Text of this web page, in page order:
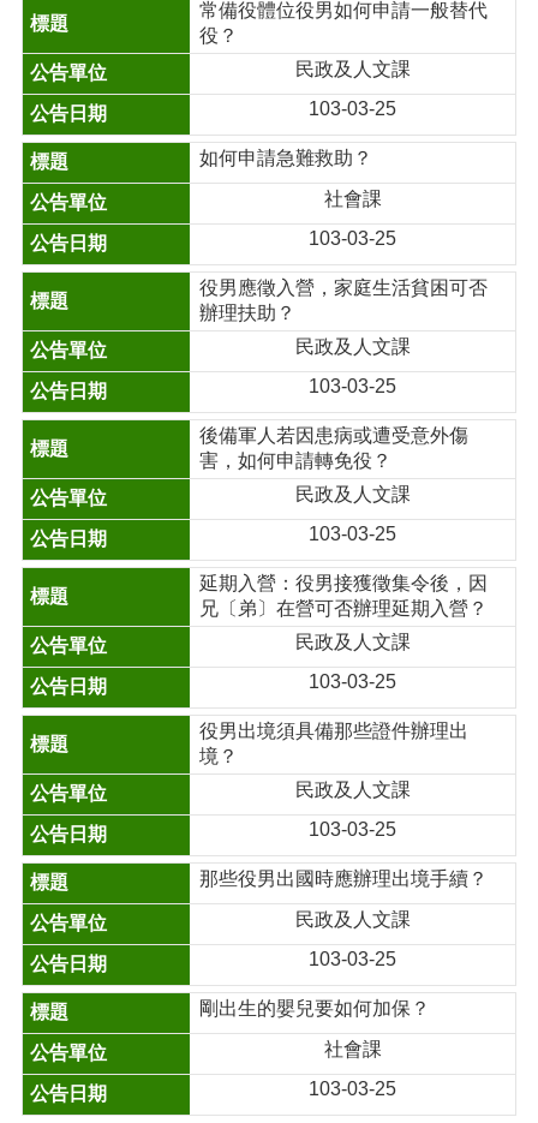
常備役體位役男如何申請一般替代
役？
民政及人文課
103-03-25
如何申請急難救助？
社會課
103-03-25
役男應徵入營，家庭生活貧困可否
辦理扶助？
民政及人文課
103-03-25
後備軍人若因患病或遭受意外傷
害，如何申請轉免役？
民政及人文課
103-03-25
延期入營：役男接獲徵集令後，因
兄〔弟〕在營可否辦理延期入營？
民政及人文課
103-03-25
役男出境須具備那些證件辦理出
境？
民政及人文課
103-03-25
那些役男出國時應辦理出境手續？
民政及人文課
103-03-25
剛出生的嬰兒要如何加保？
社會課
103-03-25